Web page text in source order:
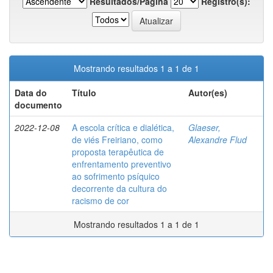
Mostrando resultados 1 a 1 de 1
Data do
documento
Título Autor(es)
2022-12-08
A escola crítica e dialética,
de viés Freiriano, como
proposta terapêutica de
enfrentamento preventivo
ao sofrimento psíquico
decorrente da cultura do
racismo de cor
Glaeser,
Alexandre Flud
Mostrando resultados 1 a 1 de 1